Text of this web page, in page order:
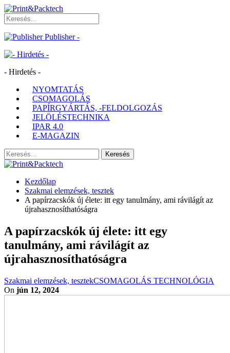
Publisher -
- Hirdetés -
NYOMTATÁS
CSOMAGOLÁS
PAPÍRGYÁRTÁS, -FELDOLGOZÁS
JELÖLÉSTECHNIKA
IPAR 4.0
E-MAGAZIN
Kezdőlap
Szakmai elemzések, tesztek
A papírzacskók új élete: itt egy tanulmány, ami rávilágít az
újrahasznosíthatóságra
A papírzacskók új élete: itt egy
tanulmány, ami rávilágít az
újrahasznosíthatóságra
Szakmai elemzések, tesztekCSOMAGOLÁS TECHNOLÓGIA
On jún 12, 2024